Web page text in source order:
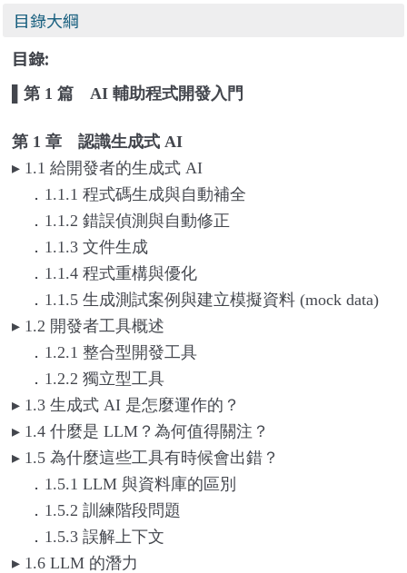
目錄大綱
目錄:
第 1 篇 AI 輔助程式開發入門
第 1 章 認識生成式 AI
▸ 1.1 給開發者的生成式 AI
．1.1.1 程式碼生成與自動補全
．1.1.2 錯誤偵測與自動修正
．1.1.3 文件生成
．1.1.4 程式重構與優化
．1.1.5 生成測試案例與建立模擬資料 (mock data)
▸ 1.2 開發者工具概述
．1.2.1 整合型開發工具
．1.2.2 獨立型工具
▸ 1.3 生成式 AI 是怎麼運作的？
▸ 1.4 什麼是 LLM？為何值得關注？
▸ 1.5 為什麼這些工具有時候會出錯？
．1.5.1 LLM 與資料庫的區別
．1.5.2 訓練階段問題
．1.5.3 誤解上下文
▸ 1.6 LLM 的潛力